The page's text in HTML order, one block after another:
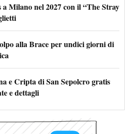
Milano nel 2027 con il “The Stray
alla Brace per undici giorni di
e Cripta di San Sepolcro gratis
e dettagli